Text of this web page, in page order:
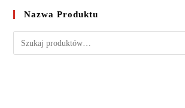
Nazwa Produktu